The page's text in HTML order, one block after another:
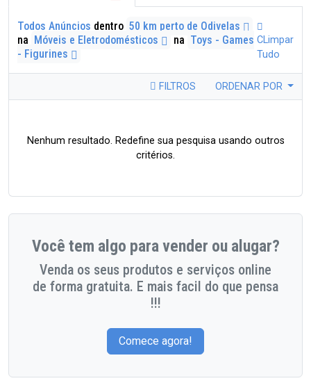
Todos Anúncios dentro 50 km perto de Odivelas
na Móveis e Eletrodomésticos na Toys - Games
- Figurines
CLimpar
Tudo
FILTROS ORDENAR POR
Nenhum resultado. Redefine sua pesquisa usando outros
critérios.
Você tem algo para vender ou alugar?
Venda os seus produtos e serviços online
de forma gratuita. E mais facil do que pensa
!!!
Comece agora!